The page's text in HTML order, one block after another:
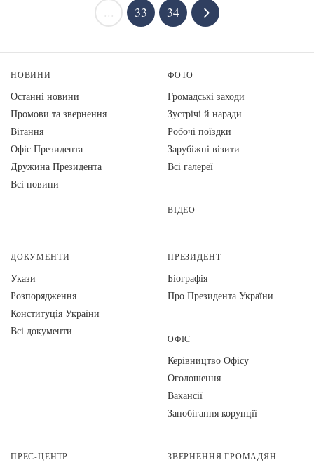
33 34
НОВИНИ
Останні новини
Промови та звернення
Вiтання
Офіс Президента
Дружина Президента
Всі новини
ФОТО
Громадські заходи
Зустрічі й наради
Робочі поїздки
Зарубіжні візити
Всі галереї
ВІДЕО
ДОКУМЕНТИ
Укази
Розпорядження
Конституція України
Всі документи
ПРЕЗИДЕНТ
Біографія
Про Президента України
ОФІС
Керівництво Офісу
Оголошення
Вакансії
Запобігання корупції
ПРЕС-ЦЕНТР ЗВЕРНЕННЯ ГРОМАДЯН